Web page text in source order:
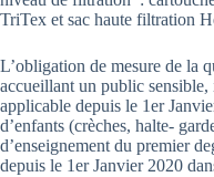
TriTex et sac haute filtration
L’obligation de mesure de la
accueillant un public sensible,
applicable depuis le 1er
d’enfants (crèches, halte-
d’enseignement du premier
depuis le 1er Janvier 2020